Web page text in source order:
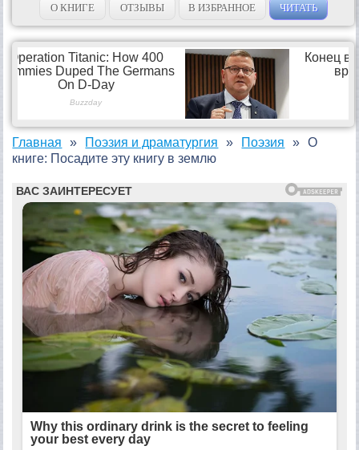
О КНИГЕ ОТЗЫВЫ В ИЗБРАННОЕ ЧИТАТЬ
Главная Поэзия и драматургия Поэзия
О
книге: Посадите эту книгу в землю